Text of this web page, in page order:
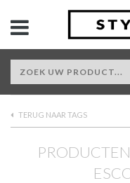
TERUG NAAR TAGS